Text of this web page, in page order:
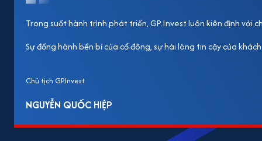
Trong suốt hành trình phát triển, GP.Invest luôn kiên định với
Sự đồng hành bền bỉ của cổ đông, sự hài lòng tin cậy của
Chủ tịch GP.Invest
NGUYỄN QUỐC HIỆP